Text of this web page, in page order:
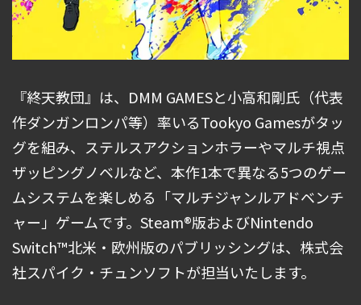
『終天教団』は、DMM GAMESと小高和剛氏（代表
作ダンガンロンパ等）率いるTookyo Gamesがタッ
グを組み、ステルスアクションホラーやマルチ視点
ザッピングノベルなど、本作1本で異なる5つのゲー
ムシステムを楽しめる「マルチジャンルアドベンチ
ャー」ゲームです。Steam®版およびNintendo
Switch™北米・欧州版のパブリッシングは、株式会
社スパイク・チュンソフトが担当いたします。